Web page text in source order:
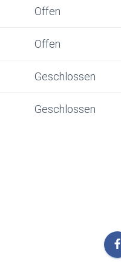
Offen
Offen
Geschlossen
Geschlossen